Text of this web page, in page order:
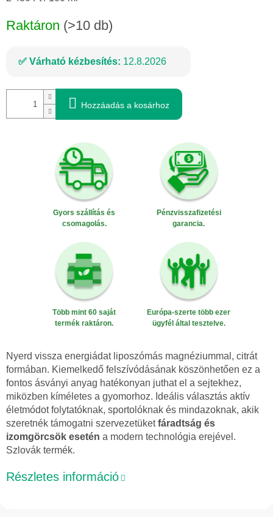
Raktáron (>10 db)
Várható kézbesítés: 12.8.2026
Hozzáadás a kosárhoz
Gyors szállítás és
csomagolás.
Pénzvisszafizetési
garancia.
Több mint 60 saját
termék raktáron.
Európa-szerte több ezer
ügyfél által tesztelve.
Nyerd vissza energiádat liposzómás magnéziummal, citrát
formában. Kiemelkedő felszívódásának köszönhetően ez a
fontos ásványi anyag hatékonyan juthat el a sejtekhez,
miközben kíméletes a gyomorhoz. Ideális választás aktív
életmódot folytatóknak, sportolóknak és mindazoknak, akik
szeretnék támogatni szervezetüketfáradtság és
izomgörcsök esetén a modern technológia erejével.
Szlovák termék.
Részletes információ